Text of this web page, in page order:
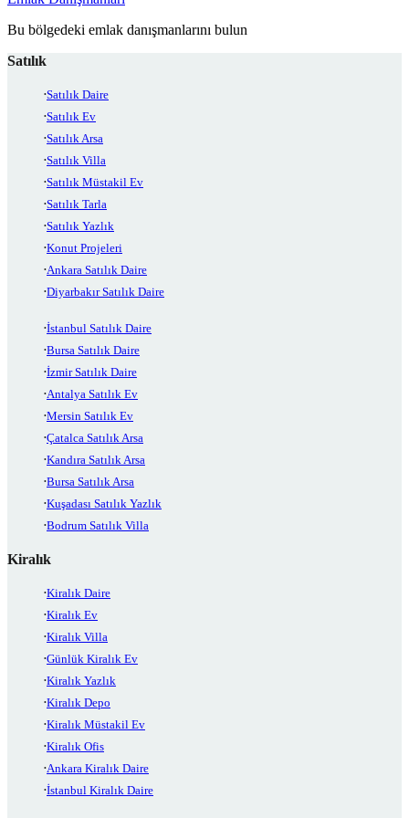
Bu bölgedeki emlak danışmanlarını bulun
Satılık
Satılık Daire
Satılık Ev
Satılık Arsa
Satılık Villa
Satılık Müstakil Ev
Satılık Tarla
Satılık Yazlık
Konut Projeleri
Ankara Satılık Daire
Diyarbakır Satılık Daire
İstanbul Satılık Daire
Bursa Satılık Daire
İzmir Satılık Daire
Antalya Satılık Ev
Mersin Satılık Ev
Çatalca Satılık Arsa
Kandıra Satılık Arsa
Bursa Satılık Arsa
Kuşadası Satılık Yazlık
Bodrum Satılık Villa
Kiralık
Kiralık Daire
Kiralık Ev
Kiralık Villa
Günlük Kiralık Ev
Kiralık Yazlık
Kiralık Depo
Kiralık Müstakil Ev
Kiralık Ofis
Ankara Kiralık Daire
İstanbul Kiralık Daire